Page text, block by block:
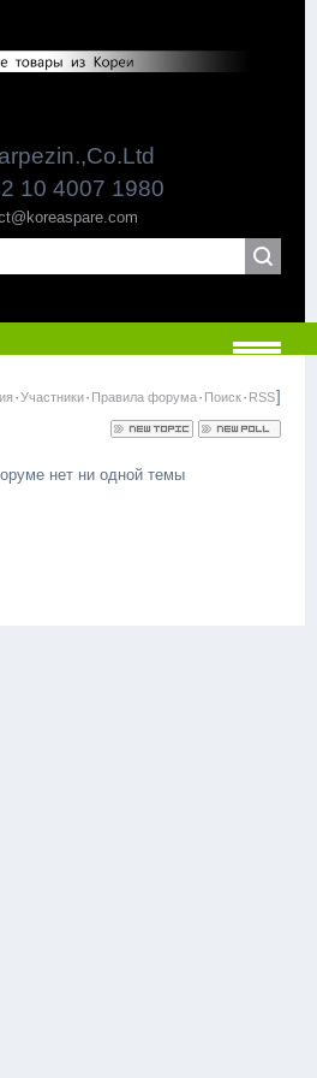
10 4007 1980
·Участники·Правила форума·Поиск·RSS]
нет ни одной темы